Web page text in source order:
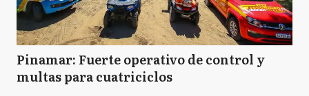
Pinamar: Fuerte operativo de control y
multas para cuatriciclos